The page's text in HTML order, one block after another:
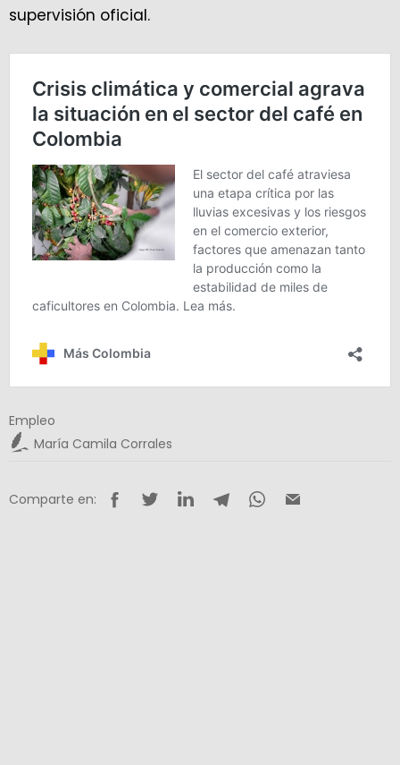
supervisión oficial.
Empleo
María Camila Corrales
Comparte en: